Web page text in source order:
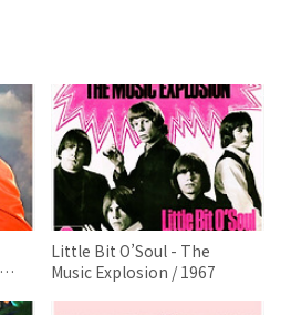
Little Bit O’Soul - The
Music Explosion / 1967